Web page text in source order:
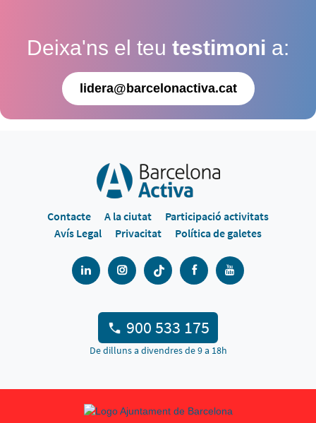
Deixa'ns el teu testimoni a:
lidera@barcelonactiva.cat
Contacte A la ciutat
Participació activitats
Avís Legal
Privacitat Política de galetes
900 533 175
De dilluns a divendres de 9 a 18h